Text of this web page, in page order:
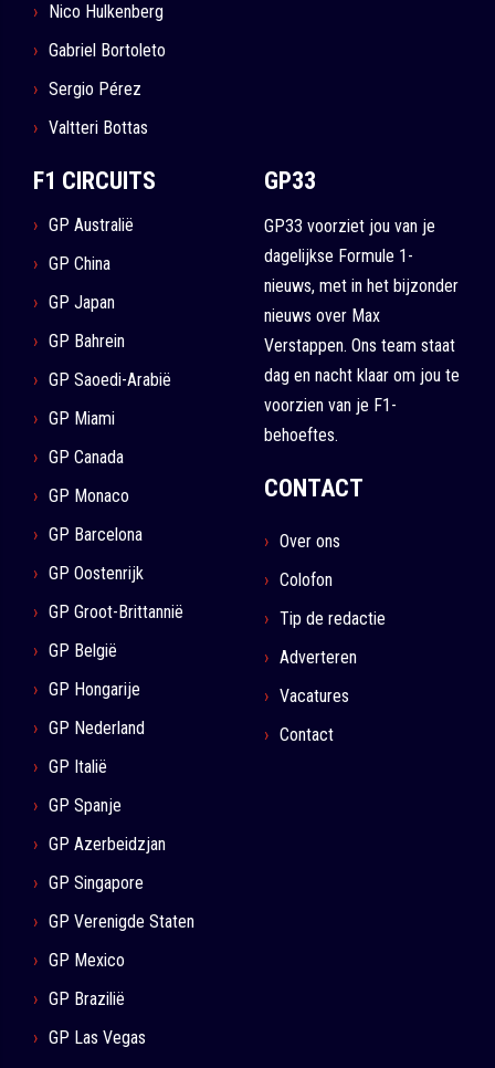
Nico Hulkenberg
Gabriel Bortoleto
Sergio Pérez
Valtteri Bottas
F1 CIRCUITS
GP Australië
GP China
GP Japan
GP Bahrein
GP Saoedi-Arabië
GP Miami
GP Canada
GP Monaco
GP Barcelona
GP Oostenrijk
GP Groot-Brittannië
GP België
GP Hongarije
GP Nederland
GP Italië
GP Spanje
GP Azerbeidzjan
GP Singapore
GP Verenigde Staten
GP Mexico
GP Brazilië
GP Las Vegas
GP33
GP33 voorziet jou van je
dagelijkse Formule 1-
nieuws, met in het bijzonder
nieuws over Max
Verstappen. Ons team staat
dag en nacht klaar om jou te
voorzien van je F1-
behoeftes.
CONTACT
Over ons
Colofon
Tip de redactie
Adverteren
Vacatures
Contact